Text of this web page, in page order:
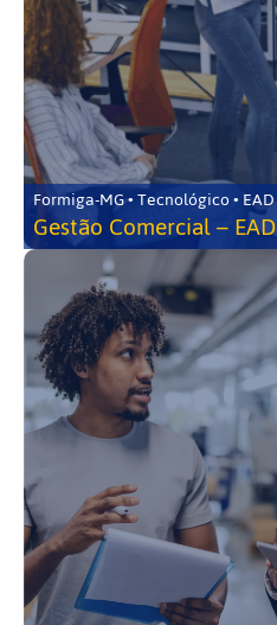
Formiga-MG • Tecnológico • EAD
Gestão Comercial – EAD